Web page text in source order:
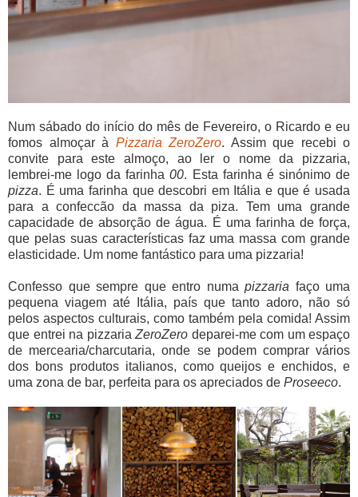
Num sábado do início do mês de Fevereiro, o Ricardo e eu
fomos almoçar à Pizzaria ZeroZero. Assim que recebi o
convite para este almoço, ao ler o nome da pizzaria,
lembrei-me logo da farinha00. Esta farinha é sinónimo de
pizza. É uma farinha que descobri em Itália e que é usada
para a confeccão da massa da piza. Tem uma grande
capacidade de absorção de água. É uma farinha de força,
que pelas suas características faz uma massa com grande
elasticidade. Um nome fantástico para uma pizzaria!
Confesso que sempre que entro numa pizzaria faço uma
pequena viagem até Itália, país que tanto adoro, não só
pelos aspectos culturais, como também pela comida! Assim
que entrei na pizzariaZeroZero deparei-me com um espaço
de mercearia/charcutaria, onde se podem comprar vários
dos bons produtos italianos, como queijos e enchidos, e
uma zona de bar, perfeita para os apreciados de Proseeco.